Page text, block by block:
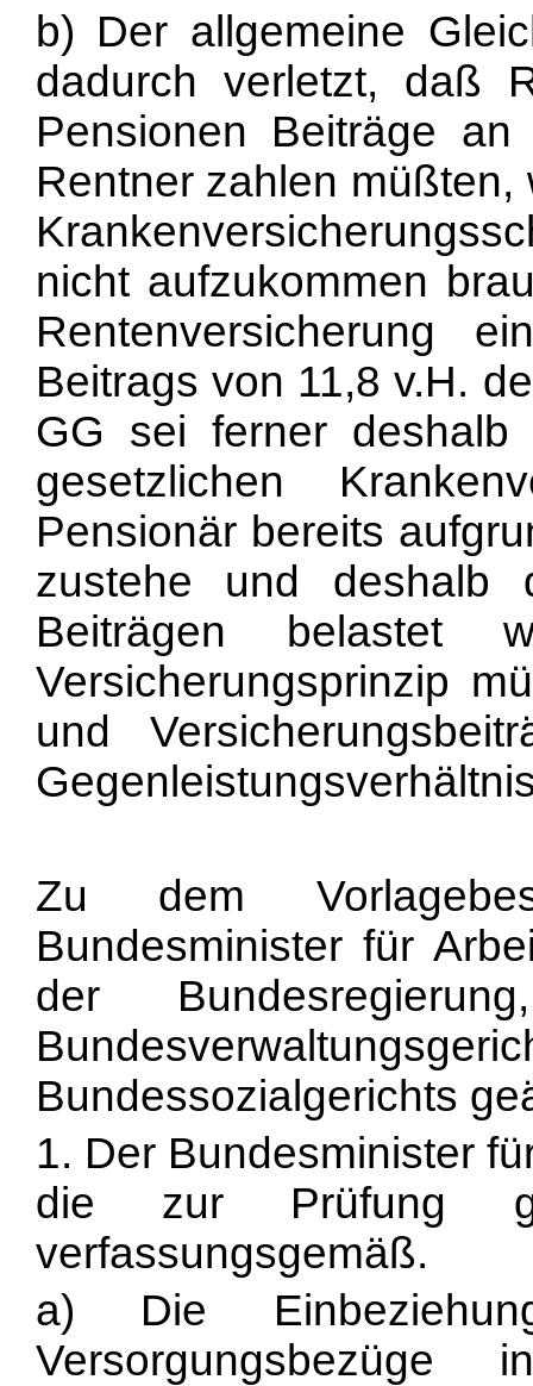
b) Der allgemeine
dadurch verletzt, daß
Pensionen Beiträge
Rentner zahlen
nicht aufzukommen
Rentenversicherung
Beitrags von 11,8 v.H.
GG sei ferner
gesetzlichen
Pensionär bereits
zustehe und deshalb
Beiträgen belastet
Versicherungsprinzip
und
Zu dem
Bundesminister für
der
Bundessozialgerichts
1. Der Bundesminister
die zur Prüfung
verfassungsgemäß.
a) Die